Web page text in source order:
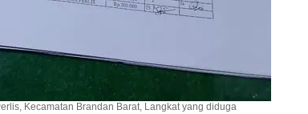
Kecamatan Brandan Barat, Langkat yang diduga